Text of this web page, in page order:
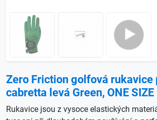
Zero Friction golfová rukavice
cabretta levá Green, ONE SIZE
Rukavice jsou z vysoce elastických